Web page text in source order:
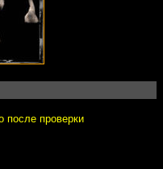
после проверки